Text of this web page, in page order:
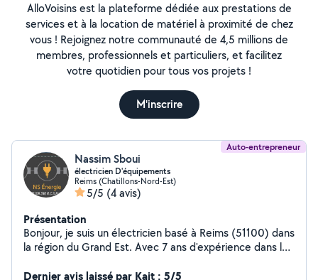
AlloVoisins est la plateforme dédiée aux prestations de
services et à la location de matériel à proximité de chez
vous ! Rejoignez notre communauté de 4,5 millions de
membres, professionnels et particuliers, et facilitez
votre quotidien pour tous vos projets !
M'inscrire
Auto-entrepreneur
Nassim Sboui
électricien D'équipements
Reims (Chatillons-Nord-Est)
5/5 (4 avis)
Présentation
Bonjour, je suis un électricien basé à Reims (51100) dans
la région du Grand Est. Avec 7 ans d'expérience dans le
électrique et l'installation électrique pour des
Dernier avis laissé par Kait : 5/5